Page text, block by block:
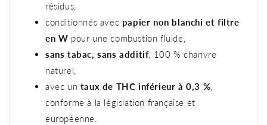
résidus,
conditionnés avec papier non blanchi et filtre
en W pour une combustion fluide,
sans tabac, sans additif, 100 % chanvre
naturel,
avec un taux de THC inférieur à 0,3 %
conforme à la législation française et
européenne.